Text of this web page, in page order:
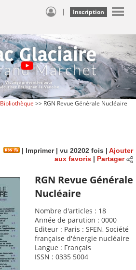
| Inscription
Bibliothèque >> RGN Revue Générale Nucléaire
| Imprimer| vu 20202 fois | Ajouter
aux favoris| Partager
RGN Revue Générale
Nucléaire
Nombre d'articles : 18
Année de parution : 0000
Editeur : Paris : SFEN, Société
française d'énergie nucléaire
Langue : Français
ISSN : 0335 5004